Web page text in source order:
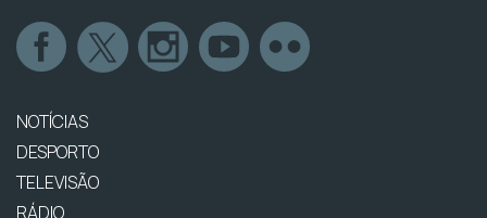
NOTÍCIAS
DESPORTO
TELEVISÃO
RÁDIO